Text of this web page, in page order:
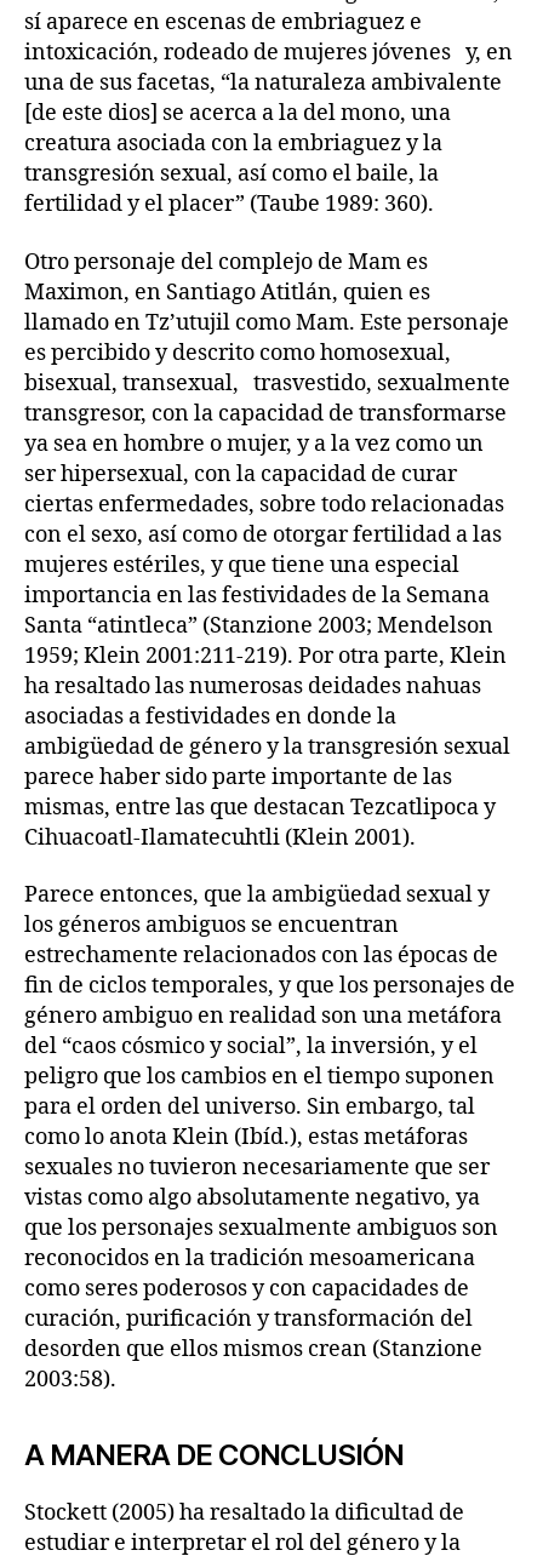
sí aparece en escenas de embriaguez e
intoxicación, rodeado de mujeres jóvenes y, en
una de sus facetas, “la naturaleza ambivalente
[de este dios] se acerca a la del mono, una
creatura asociada con la embriaguez y la
transgresión sexual, así como el baile, la
fertilidad y el placer” (Taube 1989: 360).
Otro personaje del complejo de Mam es
Maximon, en Santiago Atitlán, quien es
llamado en Tz’utujil como Mam. Este personaje
es percibido y descrito como homosexual,
bisexual, transexual, trasvestido, sexualmente
transgresor, con la capacidad de transformarse
ya sea en hombre o mujer, y a la vez como un
ser hipersexual, con la capacidad de curar
ciertas enfermedades, sobre todo relacionadas
con el sexo, así como de otorgar fertilidad a las
mujeres estériles, y que tiene una especial
importancia en las festividades de la Semana
Santa “atintleca” (Stanzione 2003; Mendelson
1959; Klein 2001:211-219). Por otra parte, Klein
ha resaltado las numerosas deidades nahuas
asociadas a festividades en donde la
ambigüedad de género y la transgresión sexual
parece haber sido parte importante de las
mismas, entre las que destacan Tezcatlipoca y
Cihuacoatl-Ilamatecuhtli (Klein 2001).
Parece entonces, que la ambigüedad sexual y
los géneros ambiguos se encuentran
estrechamente relacionados con las épocas de
fin de ciclos temporales, y que los personajes de
género ambiguo en realidad son una metáfora
del “caos cósmico y social”, la inversión, y el
peligro que los cambios en el tiempo suponen
para el orden del universo. Sin embargo, tal
como lo anota Klein (Ibíd.), estas metáforas
sexuales no tuvieron necesariamente que ser
vistas como algo absolutamente negativo, ya
que los personajes sexualmente ambiguos son
reconocidos en la tradición mesoamericana
como seres poderosos y con capacidades de
curación, purificación y transformación del
desorden que ellos mismos crean (Stanzione
2003:58).
A MANERA DE CONCLUSIÓN
Stockett (2005) ha resaltado la dificultad de
estudiar e interpretar el rol del género y la